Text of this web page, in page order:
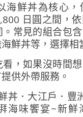
海鮮丼為核心，
日圓之間，
常見的組合包
鮮丼等，選擇相
，如果沒時間
供外帶服務。